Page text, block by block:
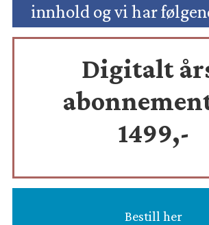
innhold og vi har
Digitalt
1499,-
Bestill her